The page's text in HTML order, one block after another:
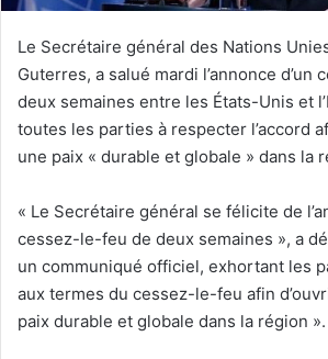
Le Secrétaire général des Nations
Guterres, a salué mardi l’annonce d’un
deux semaines entre les États-Unis et
toutes les parties à respecter l’accord
une paix « durable et globale » dans la
« Le Secrétaire général se félicite de
cessez-le-feu de deux semaines », a
un communiqué officiel, exhortant les
aux termes du cessez-le-feu afin
paix durable et globale dans la région ».